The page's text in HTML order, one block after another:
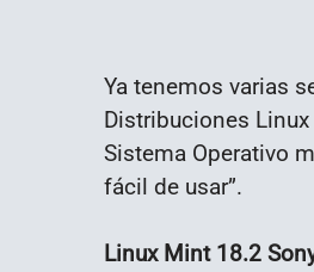
Ya tenemos varias
Distribuciones
Sistema Operativo
fácil de usar”.
Linux Mint 18.2